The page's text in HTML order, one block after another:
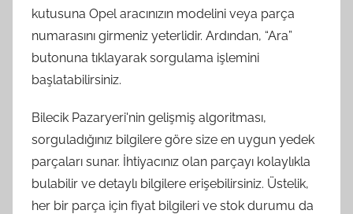
kutusuna Opel aracınızın modelini veya parça
numarasını girmeniz yeterlidir. Ardından, “Ara”
butonuna tıklayarak sorgulama işlemini
başlatabilirsiniz.
Bilecik Pazaryeri'nin gelişmiş algoritması,
sorguladığınız bilgilere göre size en uygun yedek
parçaları sunar. İhtiyacınız olan parçayı kolaylıkla
bulabilir ve detaylı bilgilere erişebilirsiniz. Üstelik,
her bir parça için fiyat bilgileri ve stok durumu da